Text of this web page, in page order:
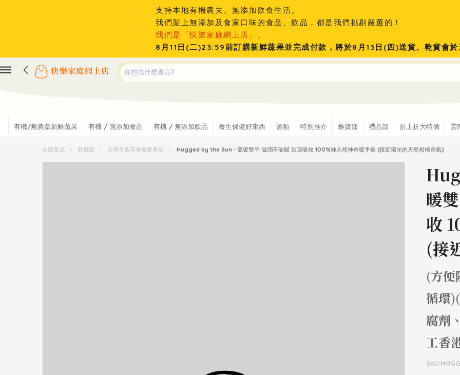
支持本地有機農夫、無添加飲食生活。
我們架上無添加及食家口味的食品、飲品，都是我們挑剔嚴選的！
我們是「快樂家庭網上店」。
8月11日(二)23:59前訂購新鮮蔬果並完成付款，將於8月13日(四)送貨。乾貨會
有機/無農藥新鮮蔬果 有機 / 無添加食品 有機 / 無添加飲品 養生保健好東西 酒類 特別推介 雜貨部 禮品部 折上折大特價 雲
全部產品 › 雜貨部 › 天然手造芳香療癒產品 › Hugged by the Sun - 溫暖雙手 滋潤不油膩 迅速吸收 100%純天然神奇暖手膏 (接近陽光的天然柑橘香氣)
暖
收
(接
(方便
循環
腐劑
工香